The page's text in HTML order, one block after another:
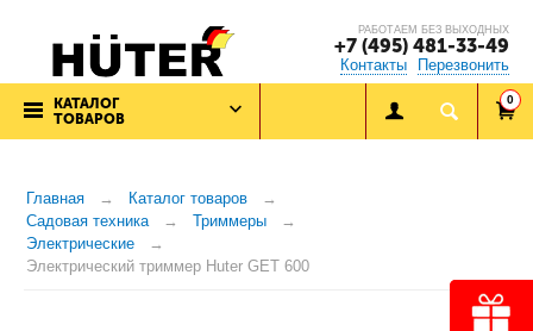
РАБОТАЕМ БЕЗ ВЫХОДНЫХ
+7 (495) 481-33-49
Контакты Перезвонить
КАТАЛОГ
ТОВАРОВ
0
Главная
Каталог товаров
Садовая техника
Триммеры
Электрические
Электрический триммер Huter GET 600